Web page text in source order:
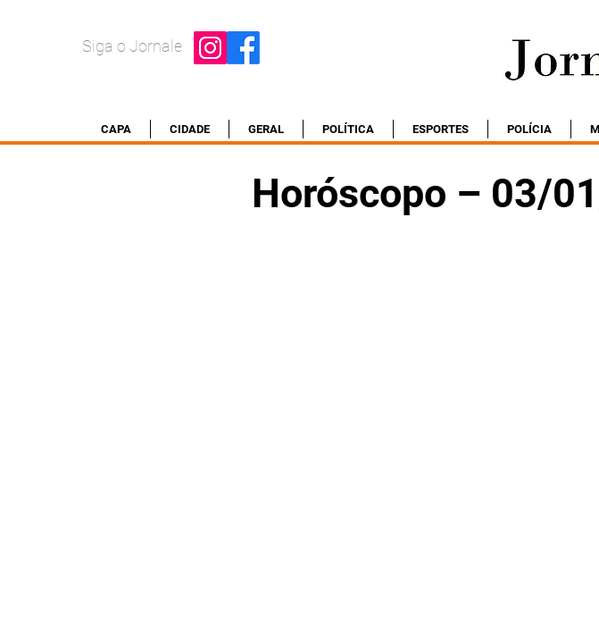
Siga o Jornale
CAPA CIDADE GERAL POLÍTICA ESPORTES POLÍCIA
Horóscopo – 03/